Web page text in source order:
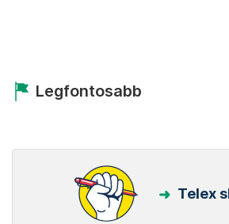
Legfontosabb
Telex